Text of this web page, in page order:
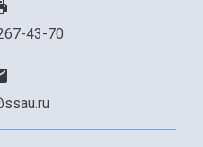
43-70